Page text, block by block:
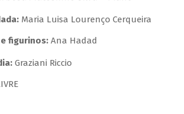
Maria Luisa Lourenço Cerqueira
figurinos:Ana Hadad
Graziani Riccio